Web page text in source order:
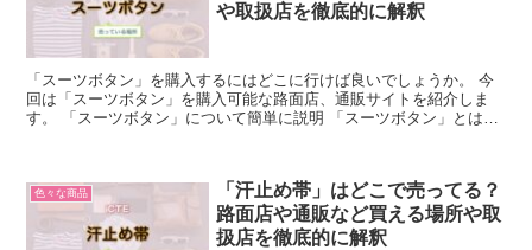
や取扱店を徹底的に解釈
「スーツボタン」を購入するにはどこに行けば良いでしょうか。 今
回は「スーツボタン」を購入可能な路面店、通販サイトを紹介しま
す。 「スーツボタン」について簡単に説明 「スーツボタン」とは、
色々な商品
「汗止め帯」はどこで売ってる？
路面店や通販など買える場所や取
扱店を徹底的に解釈